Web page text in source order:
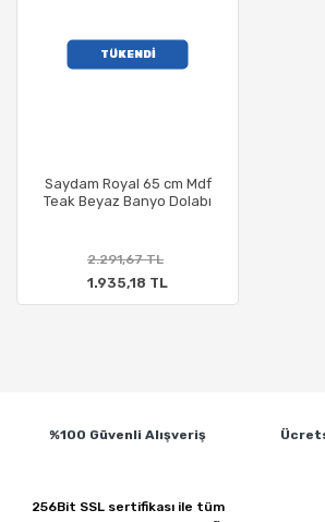
TÜKENDİ
Saydam Royal 65 cm Mdf
Teak Beyaz Banyo Dolabı
2.291,67 TL
1.935,18 TL
%100 Güvenli Alışveriş
256Bit SSL sertifikası ile tüm